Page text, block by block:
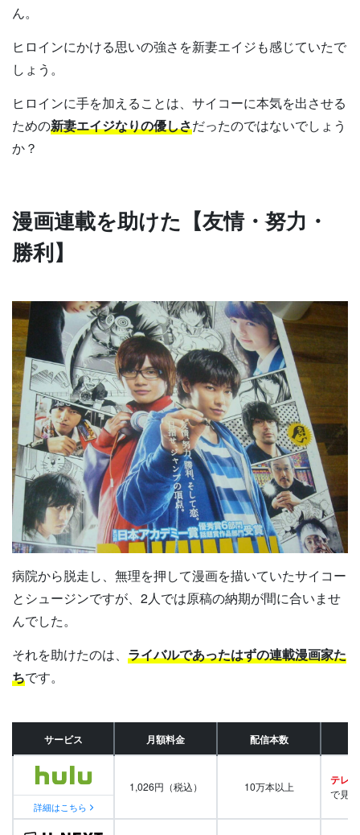
ん。
ヒロインにかける思いの強さを新妻エイジも感じていたで
しょう。
ヒロインに手を加えることは、サイコーに本気を出させる
ための新妻エイジなりの優しさだったのではないでしょう
か？
漫画連載を助けた【友情・努力・
勝利】
病院から脱走し、無理を押して漫画を描いていたサイコー
とシュージンですが、2人では原稿の納期が間に合いませ
んでした。
それを助けたのは、 ライバルであったはずの連載漫画家た
ちです。
サービス 月額料金 配信本数
詳細はこちら
1,026円（税込） 10万本以上 テレビ
で見